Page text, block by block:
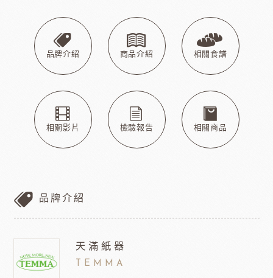
品牌介紹 商品介紹 相關食譜
相關影片 檢驗報告 相關商品
品牌介紹
天滿紙器
TEMMA